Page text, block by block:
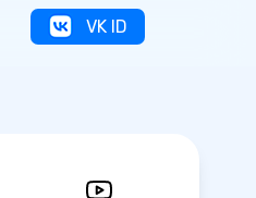
VK ID